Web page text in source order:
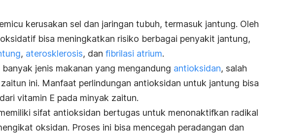
kerusakan sel dan jaringan tubuh, termasuk jantung. Oleh
bisa meningkatkan risiko berbagai penyakit jantung,
, aterosklerosis, dan fibrilasi atrium.
jenis makanan yang mengandung antioksidan, salah
ini. Manfaat perlindungan antioksidan untuk jantung bisa
vitamin E pada minyak zaitun.
sifat antioksidan bertugas untuk menonaktifkan radikal
oksidan. Proses ini bisa mencegah peradangan dan